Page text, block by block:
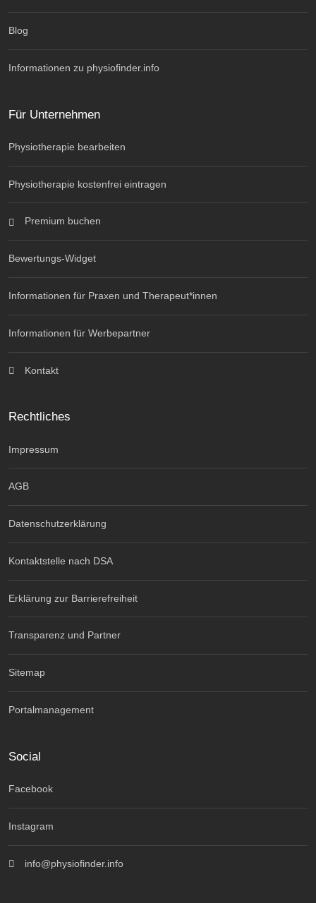
Blog
Informationen zu physiofinder.info
Für Unternehmen
Physiotherapie bearbeiten
Physiotherapie kostenfrei eintragen
Premium buchen
Bewertungs-Widget
Informationen für Praxen und Therapeut*innen
Informationen für Werbepartner
Kontakt
Rechtliches
Impressum
AGB
Datenschutzerklärung
Kontaktstelle nach DSA
Erklärung zur Barrierefreiheit
Transparenz und Partner
Sitemap
Portalmanagement
Social
Facebook
Instagram
info@physiofinder.info